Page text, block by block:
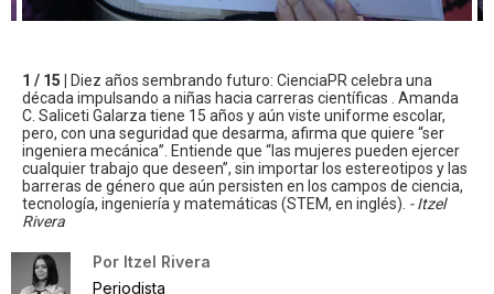
1 / 15 |
Diez años sembrando futuro: CienciaPR celebra una
década impulsando a niñas hacia carreras científicas . Amanda
C. Saliceti Galarza tiene 15 años y aún viste uniforme escolar,
pero, con una seguridad que desarma, afirma que quiere “ser
ingeniera mecánica”. Entiende que “las mujeres pueden ejercer
cualquier trabajo que deseen”, sin importar los estereotipos y las
barreras de género que aún persisten en los campos de ciencia,
tecnología, ingeniería y matemáticas (STEM, en inglés). - Itzel
Rivera
Por Itzel Rivera
Periodista